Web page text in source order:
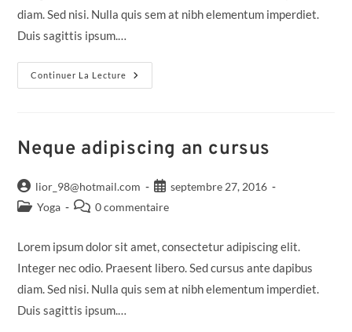
diam. Sed nisi. Nulla quis sem at nibh elementum imperdiet.
Duis sagittis ipsum.…
Continuer La Lecture
Neque adipiscing an cursus
lior_98@hotmail.com
septembre 27, 2016
Yoga
0 commentaire
Lorem ipsum dolor sit amet, consectetur adipiscing elit.
Integer nec odio. Praesent libero. Sed cursus ante dapibus
diam. Sed nisi. Nulla quis sem at nibh elementum imperdiet.
Duis sagittis ipsum.…